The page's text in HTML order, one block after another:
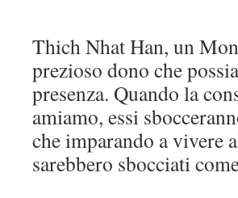
Thich Nhat Han, un
prezioso dono che
presenza. Quando la
amiamo, essi
che imparando a vivere
sarebbero sbocciati